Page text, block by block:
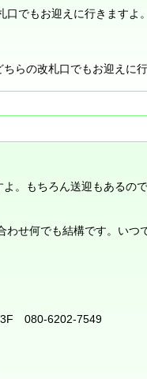
口でもお迎えに行きますよ。
らの改札口でもお迎えに行
。もちろん送迎もあるの
せ何でも結構です。い
3F 080-6202-7549